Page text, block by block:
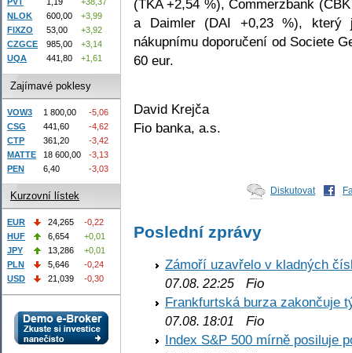
(TKA +2,54 %), Commerzbank
a Daimler (DAI +0,23 %), který
nákupnímu doporučení od Societe
60 eur.
David Krejča
Fio banka, a.s.
Diskutovat
Poslední zprávy
Zámoří uzavřelo v kladných
07.08. 22:25 Fio
Frankfurtská burza zakončuje
07.08. 18:01
Fio
Index S&P 500 mírně posiluje
NLOK
600,00
+3,99
FIXZO
53,00
+3,92
CZGCE
985,00
+3,14
UQA
441,80 +1,61
Zajímavé poklesy
VOW3 1 800,00
-5,06
CSG
441,60
-4,62
CTP
361,20
-3,42
MATTE
18 600,00
-3,13
PEN
6,40 -3,03
Kurzovní lístek
EUR 24,265
-0,22
HUF
6,654
+0,01
JPY
13,286
+0,01
PLN
5,646
-0,24
USD
21,039 -0,30